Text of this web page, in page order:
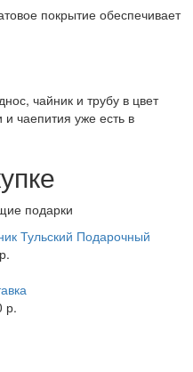
покрытие обеспечивает
чайник и трубу в цвет
и чаепития уже есть в
подарки
Тульский Подарочный
р.